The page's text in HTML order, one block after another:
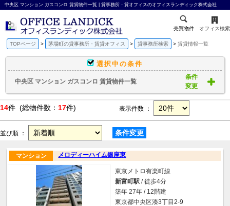
中央区 マンション ガスコンロ 賃貸物件一覧 | 貸事務所・貸オフィスのオフィスランディック株式会社
売買物件 オフィス検索
TOPページ 茅場町の貸事務所・賃貸オフィス 貸事務所検索 賃貸情報一覧
選択中の条件
中央区 マンション ガスコンロ 賃貸物件一覧
条件
変更
14件 (総物件数： 17件) 表示件数 ：
並び順 ： 条件変更
メロディーハイム銀座東
マンション
東京メトロ有楽町線
新富町駅 / 徒歩4分
築年 27年 / 12階建
東京都中央区湊3丁目2-9